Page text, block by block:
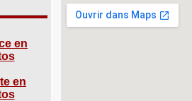
en
en